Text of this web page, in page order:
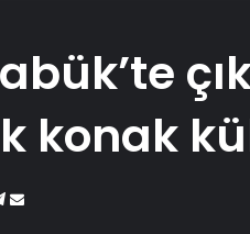
konak
Telegram
Email'den